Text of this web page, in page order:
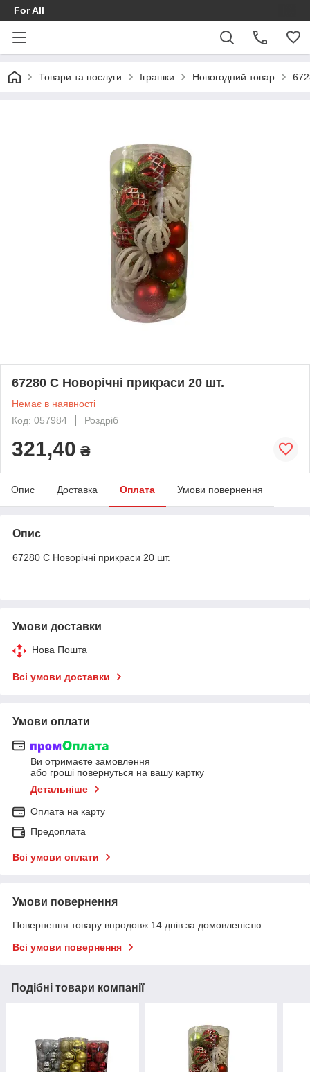
For All
Товари та послуги Іграшки Новогодний товар
67280 C Новорічні прикраси 20 шт.
Немає в наявності
Код: 057984
Роздріб
321,40 ₴
Опис Доставка Оплата Умови повернення
Опис
67280 C Новорічні прикраси 20 шт.
Умови доставки
Нова Пошта
Всі умови доставки
Умови оплати
Ви отримаєте замовлення
або гроші повернуться на вашу картку
Детальніше
Оплата на карту
Предоплата
Всі умови оплати
Умови повернення
Повернення товару впродовж 14 днів за домовленістю
Всі умови повернення
Подібні товари компанії